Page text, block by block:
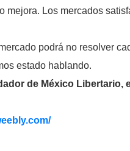
mejora. Los mercados
podrá no resolver
estado hablando.
de México